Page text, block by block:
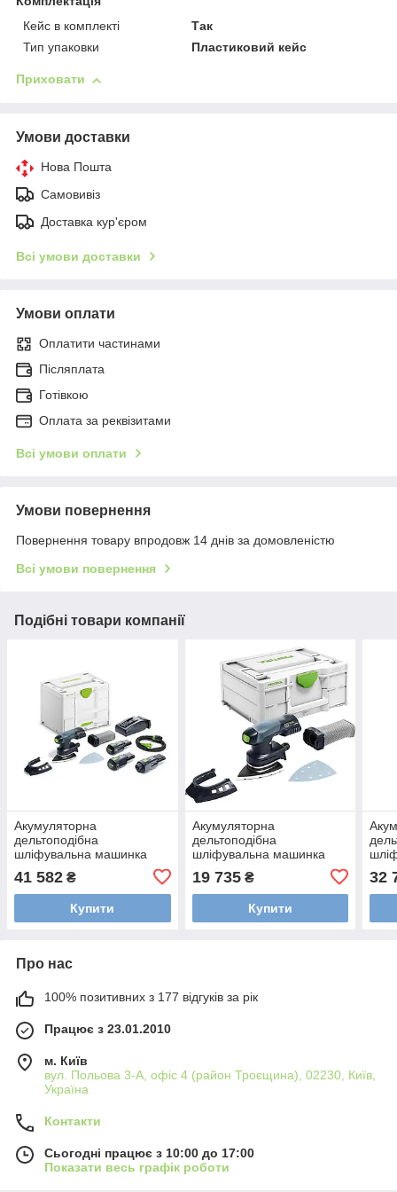
Кейс в комплекті
Так
Тип упаковки
Пластиковий кейс
Приховати
Умови доставки
Нова Пошта
Самовивіз
Доставка кур'єром
Всі умови доставки
Умови оплати
Оплатити частинами
Післяплата
Готівкою
Оплата за реквізитами
Всі умови оплати
Умови повернення
Повернення товару впродовж 14 днів за домовленістю
Всі умови повернення
Подібні товари компанії
Акумуляторна
дельтоподібна
шліфувальна машинка
DTSC 400 3.0 I-Set Festool
578138
41 582 ₴
Купити
Акумуляторна
дельтоподібна
шліфувальна машинка
577507
19 735₴
Купити
32
Про нас
100% позитивних з 177 відгуків за рік
Працює з 23.01.2010
м. Київ
вул. Польова 3-А, офіс 4 (район Троєщина), 02230, Київ,
Україна
Контакти
Сьогодні працює з 10:00 до 17:00
Показати весь графік роботи